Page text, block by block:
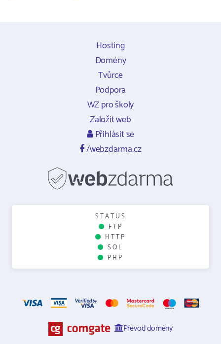
Hosting
Domény
Tvůrce
Podpora
WZ pro školy
Založit web
Přihlásit se
/webzdarma.cz
STATUS
FTP
HTTP
SQL
PHP
Převod domény